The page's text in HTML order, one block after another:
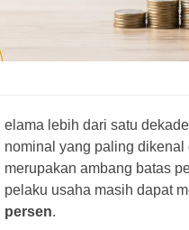
elama lebih dari satu
nominal yang paling dikenal
merupakan ambang batas
pelaku usaha masih dapat
persen.